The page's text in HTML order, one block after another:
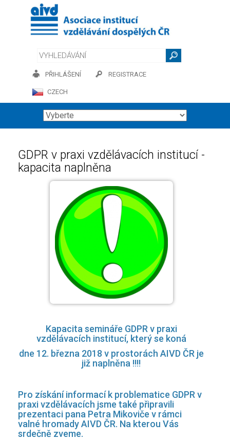
CZECH
PŘIHLÁŠENÍ REGISTRACE
GDPR v praxi vzdělávacích institucí -
kapacita naplněna
Kapacita semináře GDPR v praxi
vzdělávacích institucí, který se koná
dne 12. března 2018 v prostorách AIVD ČR je
již naplněna !!!!
Pro získání informací k problematice GDPR v
praxi vzdělávacích jsme také připravili
prezentaci pana Petra Mikoviče v rámci
valné hromady AIVD ČR. Na kterou Vás
srdečně zveme.